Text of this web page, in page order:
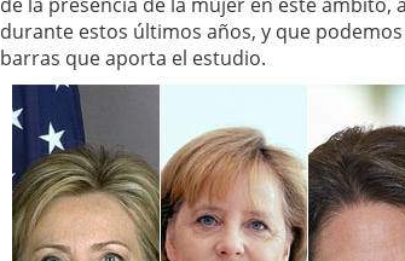
durante estos últimos años, y que
barras que aporta el estudio.